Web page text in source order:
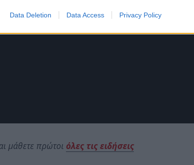
Data Deletion Data Access Privacy Policy
μάθετε πρώτοι όλες τις ειδήσεις